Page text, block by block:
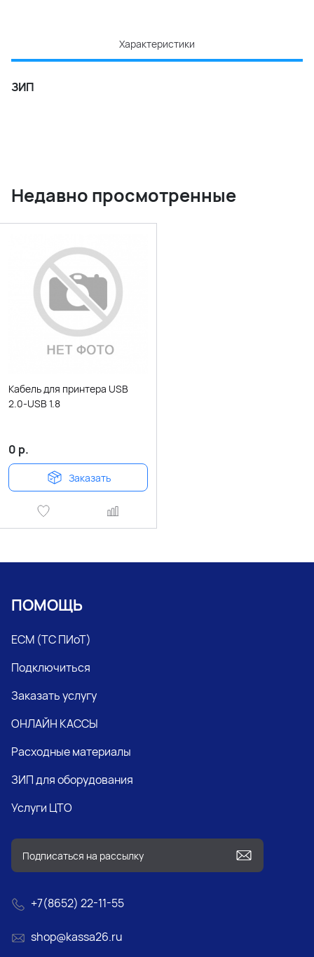
Характеристики
ЗИП
Недавно просмотренные
Кабель для принтера USB
2.0-USB 1.8
0 р.
Заказать
ПОМОЩЬ
ЕСМ (ТС ПИоТ)
Подключиться
Заказать услугу
ОНЛАЙН КАССЫ
Расходные материалы
ЗИП для оборудования
Услуги ЦТО
+7(8652) 22-11-55
shop@kassa26.ru